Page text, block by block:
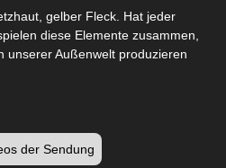
gelber Fleck. Hat jeder
diese Elemente zusammen,
unserer Außenwelt produzieren
der Sendung